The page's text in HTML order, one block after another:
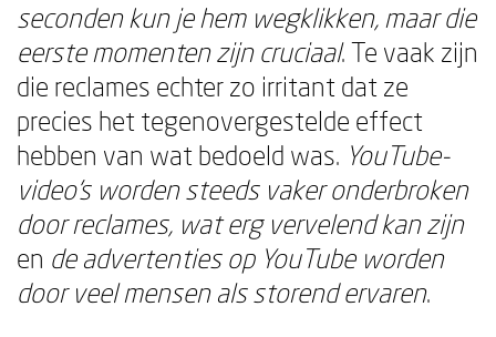
seconden kun je hem wegklikken, maar die
eerste momenten zijn cruciaal. Te vaak zijn
die reclames echter zo irritant dat ze
precies het tegenovergestelde effect
hebben van wat bedoeld was. YouTube-
video's worden steeds vaker onderbroken
door reclames, wat erg vervelend kan zijn
en de advertenties op YouTube worden
door veel mensen als storend ervaren.